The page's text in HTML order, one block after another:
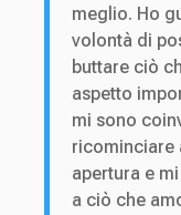
meglio. Ho
volontà di
buttare ciò
aspetto
mi sono
ricominciare
apertura e
a ciò che